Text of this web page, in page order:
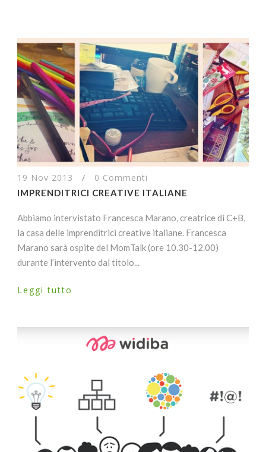
19 Nov 2013 / 0 Commenti
IMPRENDITRICI CREATIVE ITALIANE
Abbiamo intervistato Francesca Marano, creatrice di C+B,
la casa delle imprenditrici creative italiane. Francesca
Marano sarà ospite del MomTalk (ore 10.30-12.00)
durante l’intervento dal titolo...
Leggi tutto